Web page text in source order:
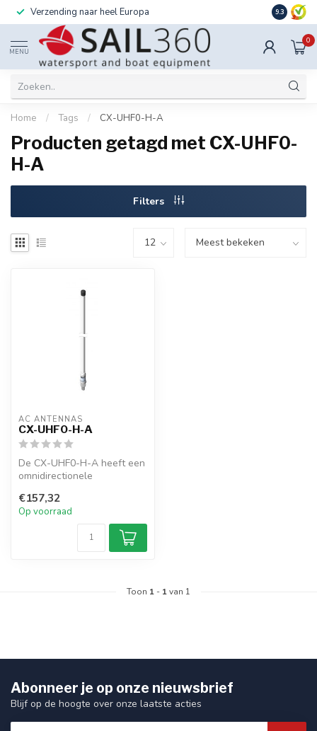
Verzending naar heel Europa Ook
9.3
MENU
0
Home / Tags / CX-UHF0-H-A
Producten getagd met CX-UHF0-
H-A
Filters
AC ANTENNAS
CX-UHF0-H-A
De CX-UHF0-H-A heeft een
omnidirectionele
connector, ...
€157,32
Op voorraad
Toon 1 - 1van 1
Abonneer je op onze nieuwsbrief
Blijf op de hoogte over onze laatste acties